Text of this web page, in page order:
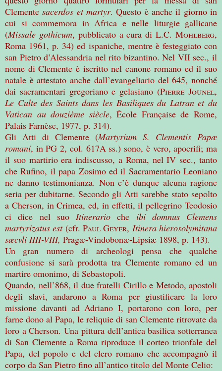
Clementesacerdos et martyr. Questo è anche il giorno in
cui si commemora in Africa e nelle liturgie gallicane
(Missale gothicum, pubblicato a cura di L.C.Mohlberg,
Roma 1961, p. 34) ed ispaniche, mentre è festeggiato con
san Pietro d’Alessandria nel rito bizantino. Nel VII sec., il
nome di Clemente è iscritto nel canone romano ed il suo
natale è attestato anche dall’evangeliario del 645, nonché
dai sacramentari gregoriano e gelasiano (Pierre Jounel,
Le Culte des Saints dans les Basiliques du Latran et du
Vatican au douzième siècle, École Française de Rome,
Palais Farnèse, 1977, p. 314).
Gli Atti di Clemente (Martyrium S. Clementis Papæ
romani, in PG 2, col. 617A ss.) sono, è vero, apocrifi; ma
il suo martirio era indiscusso, a Roma, nel IV sec., tanto
che Rufino, il papa Zosimo ed il Sacramentario Leoniano
ne danno testimonianza. Non c’è dunque alcuna ragione
seria per dubitarne. Secondo gli Atti sarebbe stato sepolto
a Cherson, in Crimea, ed, in effetti, il pellegrino Teodosio
ci dice nel suo Itinerario che ibi domnus Clemens
martyrizatus est (cfr.PaulGeyer, Itinera hierosolymitana
sæcvli IIII-VIII, Pragæ-Vindobonæ-Lipsiæ 1898, p. 143).
Un gran numero di archeologi pensa che qualche
confusione si sarà prodotta tra Clemente romano ed un
martire omonimo, di Sebastopoli.
Quando, nell’868, il due fratelli Cirillo e Metodo, apostoli
degli slavi, andarono a Roma per giustificare la loro
missione davanti ad Adriano I, portarono con loro, per
farne dono al Papa, le reliquie di san Clemente ritrovate da
loro a Cherson. Una pittura dell’antica basilica sotterranea
di San Clemente a Roma riproduce il corteo trionfale del
Papa, del popolo e del clero romano che accompagnò il
corpo da San Pietro fino all’antico titolo del Monte Celio: